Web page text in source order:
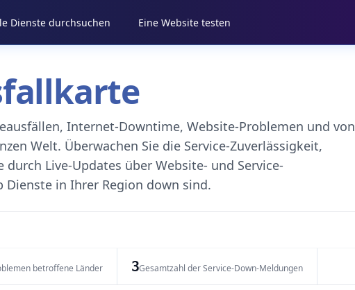
Dienste durchsuchen Eine Website testen
Internet-Downtime, Website-Problemen und von
Welt. Überwachen Sie die Service-Zuverlässigkeit,
Live-Updates über Website- und Service-
in Ihrer Region down sind.
betroffene Länder 3Gesamtzahl der Service-Down-Meldungen